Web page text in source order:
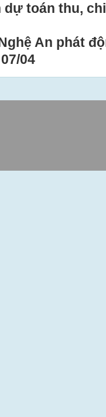
toán thu,
An phát
04